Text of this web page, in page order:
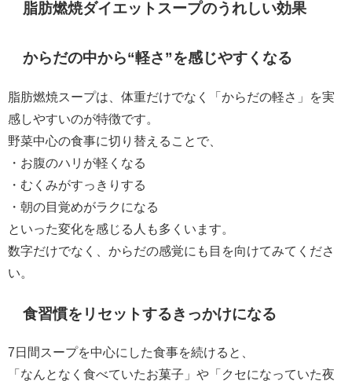
脂肪燃焼ダイエットスープのうれしい効果
からだの中から“軽さ”を感じやすくなる
脂肪燃焼スープは、体重だけでなく「からだの軽さ」を実
感しやすいのが特徴です。
野菜中心の食事に切り替えることで、
・お腹のハリが軽くなる
・むくみがすっきりする
・朝の目覚めがラクになる
といった変化を感じる人も多くいます。
数字だけでなく、からだの感覚にも目を向けてみてくださ
い。
食習慣をリセットするきっかけになる
7日間スープを中心にした食事を続けると、
「なんとなく食べていたお菓子」や「クセになっていた夜